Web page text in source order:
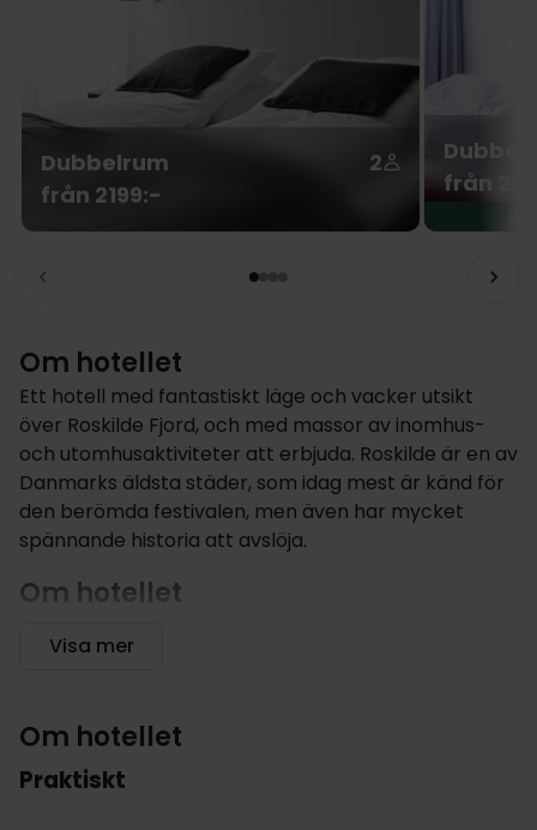
Dubbelrum
2
från 2199:-
från
Om hotellet
Ett hotell med fantastiskt läge och vacker utsikt
över Roskilde Fjord, och med massor av inomhus-
och utomhusaktiviteter att erbjuda. Roskilde är en av
Danmarks äldsta städer, som idag mest är känd för
den berömda festivalen, men även har mycket
spännande historia att avslöja.
Om hotellet
fantastisk utsikt över Roskilde Fjord. Hotellet bjuder
kopp kaffe eller ett glas vin. Det finns även en trevlig
bar, där ni kan umgås och ta en drink före maten.
Visa mer
Om hotellet
Praktiskt